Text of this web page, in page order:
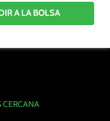
A LA BOLSA
CERCANA